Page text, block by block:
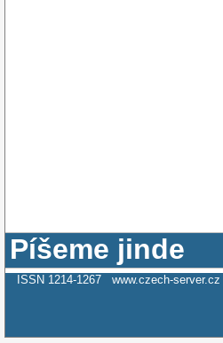
Píšeme jinde
ISSN 1214-1267 www.czech-server.cz